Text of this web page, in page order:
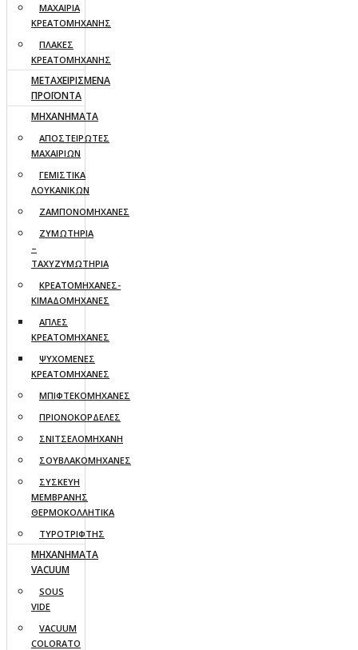
ΜΑΧΑΙΡΙΑ
ΚΡΕΑΤΟΜΗΧΑΝΗΣ
ΠΛΑΚΕΣ
ΚΡΕΑΤΟΜΗΧΑΝΗΣ
ΜΕΤΑΧΕΙΡΙΣΜΕΝΑ
ΠΡΟΪΟΝΤΑ
ΜΗΧΑΝΗΜΑΤΑ
ΑΠΟΣΤΕΙΡΩΤΕΣ
ΜΑΧΑΙΡΙΩΝ
ΓΕΜΙΣΤΙΚΑ
ΛΟΥΚΑΝΙΚΩΝ
ΖΑΜΠΟΝΟΜΗΧΑΝΕΣ
ΖΥΜΩΤΗΡΙΑ
–
ΤΑΧΥΖΥΜΩΤΗΡΙΑ
ΚΡΕΑΤΟΜΗΧΑΝΕΣ-
ΚΙΜΑΔΟΜΗΧΑΝΕΣ
ΑΠΛΕΣ
ΚΡΕΑΤΟΜΗΧΑΝΕΣ
ΨΥΧΟΜΕΝΕΣ
ΚΡΕΑΤΟΜΗΧΑΝΕΣ
ΜΠΙΦΤΕΚΟΜΗΧΑΝΕΣ
ΠΡΙΟΝΟΚΟΡΔΕΛΕΣ
ΣΝΙΤΣΕΛΟΜΗΧΑΝΗ
ΣΟΥΒΛΑΚΟΜΗΧΑΝΕΣ
ΣΥΣΚΕΥΗ
ΜΕΜΒΡΑΝΗΣ
ΘΕΡΜΟΚΟΛΛΗΤΙΚΑ
ΤΥΡΟΤΡΙΦΤΗΣ
ΜΗΧΑΝΗΜΑΤΑ
VACUUM
SOUS
VIDE
VACUUM
COLORATO